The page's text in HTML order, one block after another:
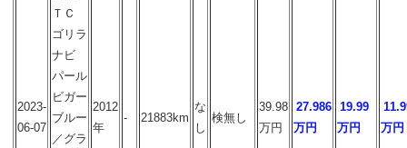
2023-
06-07
ＴＣ
ゴリラ
ナビ
パール
ビガー
ブルー
／グラ
2012
年
- 21883km
な
し
検無し
39.98
万円
27.986
万円
19.99
万円
万円